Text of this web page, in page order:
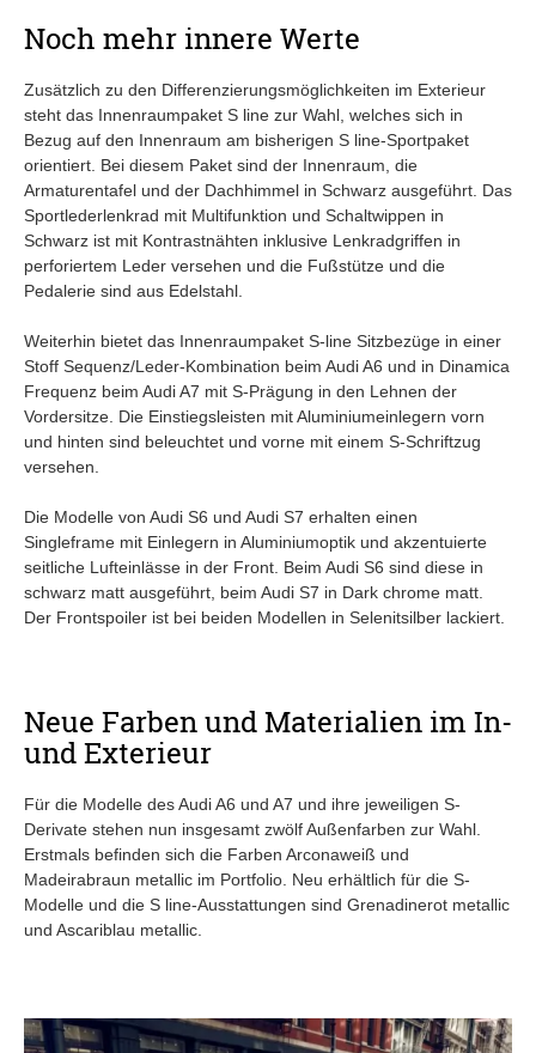
Noch mehr innere Werte
Zusätzlich zu den Differenzierungsmöglichkeiten im Exterieur
steht das Innenraumpaket S line zur Wahl, welches sich in
Bezug auf den Innenraum am bisherigen S line-Sportpaket
orientiert. Bei diesem Paket sind der Innenraum, die
Armaturentafel und der Dachhimmel in Schwarz ausgeführt. Das
Sportlederlenkrad mit Multifunktion und Schaltwippen in
Schwarz ist mit Kontrastnähten inklusive Lenkradgriffen in
perforiertem Leder versehen und die Fußstütze und die
Pedalerie sind aus Edelstahl.
Weiterhin bietet das Innenraumpaket S-line Sitzbezüge in einer
Stoff Sequenz/Leder-Kombination beim Audi A6 und in Dinamica
Frequenz beim Audi A7 mit S-Prägung in den Lehnen der
Vordersitze. Die Einstiegsleisten mit Aluminiumeinlegern vorn
und hinten sind beleuchtet und vorne mit einem S-Schriftzug
versehen.
Die Modelle von Audi S6 und Audi S7 erhalten einen
Singleframe mit Einlegern in Aluminiumoptik und akzentuierte
seitliche Lufteinlässe in der Front. Beim Audi S6 sind diese in
schwarz matt ausgeführt, beim Audi S7 in Dark chrome matt.
Der Frontspoiler ist bei beiden Modellen in Selenitsilber lackiert.
Neue Farben und Materialien im In-
und Exterieur
Für die Modelle des Audi A6 und A7 und ihre jeweiligen S-
Derivate stehen nun insgesamt zwölf Außenfarben zur Wahl.
Erstmals befinden sich die Farben Arconaweiß und
Madeirabraun metallic im Portfolio. Neu erhältlich für die S-
Modelle und die S line-Ausstattungen sind Grenadinerot metallic
und Ascariblau metallic.